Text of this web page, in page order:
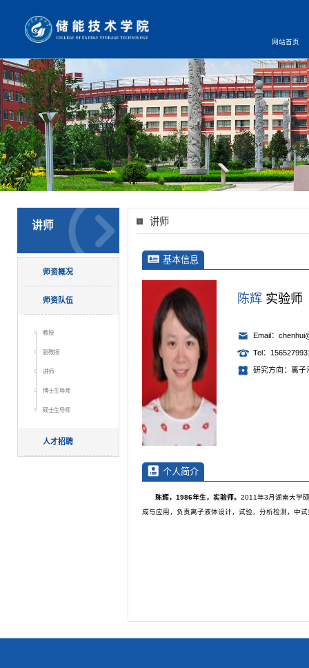
网站首页
讲师
师资概况
师资队伍
教授
副教授
讲师
博士生导师
硕士生导师
人才招聘
讲师
基本信息
陈辉 实验师
Email：
Tel：
研究方向：离子
个人简介
陈辉，1986年生，实验师。2011年3月湖南大学
成与应用，负责离子液体设计，试验，分析检测，中